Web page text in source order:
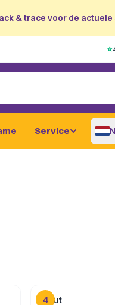
& trace voor de
⭐
Service
4
Scout